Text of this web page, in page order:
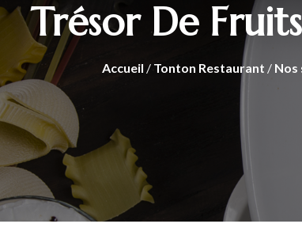
Trésor De
Accueil / Tonton Restaurant / Nos